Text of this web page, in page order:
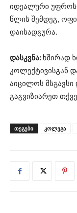
იდეალური
წლის შემდეგ,
დაისადგურა.
დასკვნა: ხშირად
კოლექტივისგან
აიცილოს მსგავსი
გაგვიზიარეთ
ᲗᲔᲒᲔᲑᲘ კოლეგა